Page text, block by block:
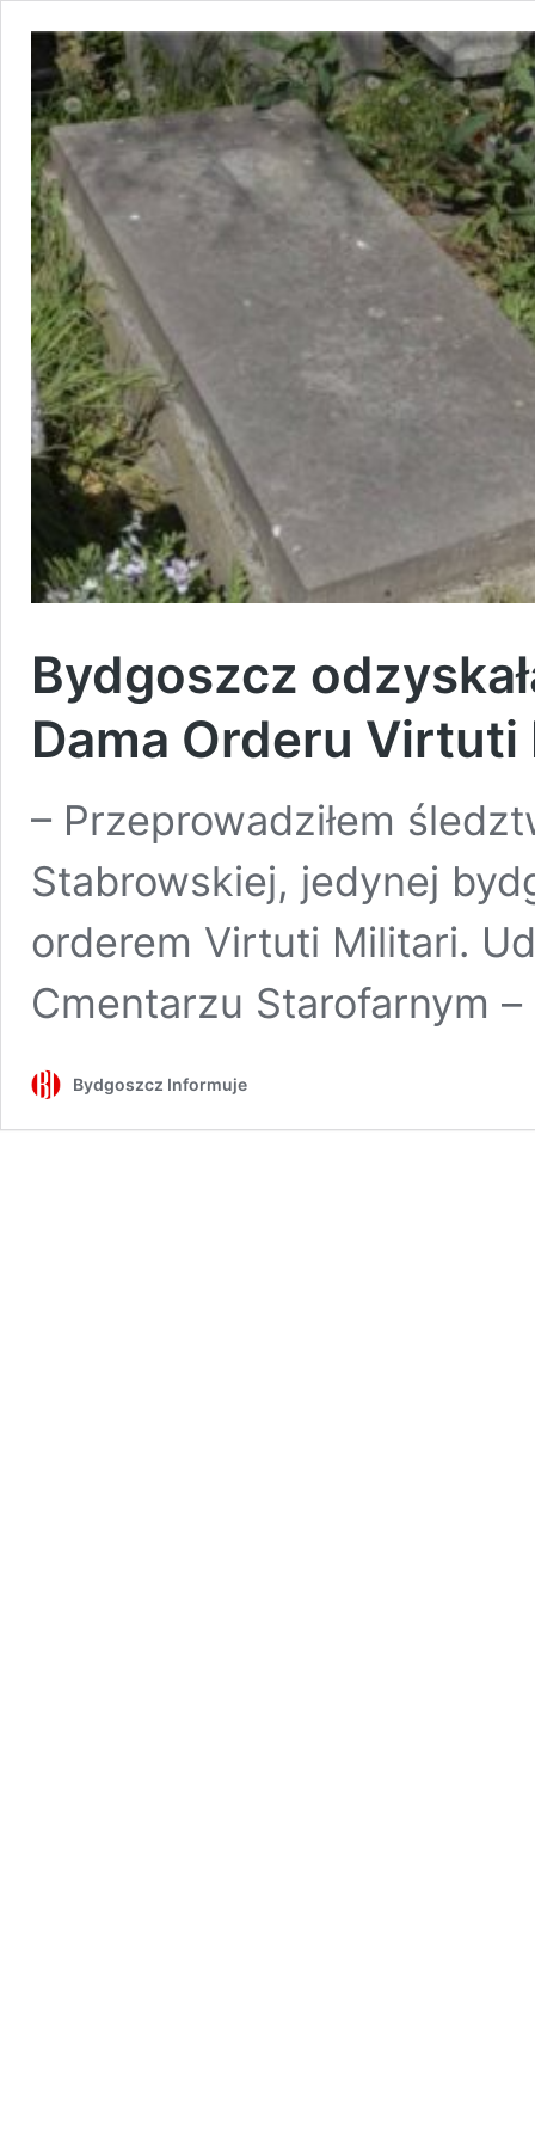
Bydgoszcz
Dama Orderu
– Przeprowadziłem
Stabrowskiej, jedynej
orderem Virtuti Militari.
Cmentarzu Starofarnym
Bydgoszcz Informuje